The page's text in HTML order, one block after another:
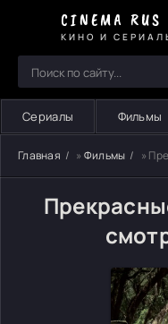
CINEMA RUS
КИНО И
Сериалы Фильмы
Главная » Фильмы »